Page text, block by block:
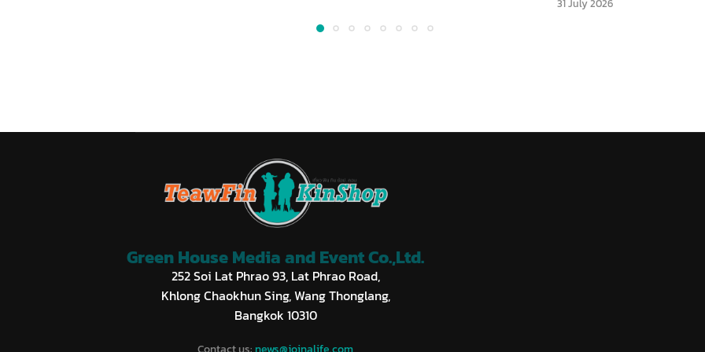
31 July 2026
Green House Media and Event Co.,Ltd.
252 Soi Lat Phrao 93, Lat Phrao Road,
Khlong Chaokhun Sing, Wang Thonglang,
Bangkok 10310